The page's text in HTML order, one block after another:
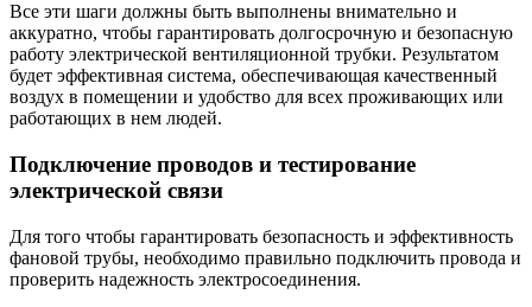
Все эти шаги должны быть выполнены внимательно и
аккуратно, чтобы гарантировать долгосрочную и безопасную
работу электрической вентиляционной трубки. Результатом
будет эффективная система, обеспечивающая качественный
воздух в помещении и удобство для всех проживающих или
работающих в нем людей.
Подключение проводов и тестирование
электрической связи
Для того чтобы гарантировать безопасность и эффективность
фановой трубы, необходимо правильно подключить провода и
проверить надежность электросоединения.